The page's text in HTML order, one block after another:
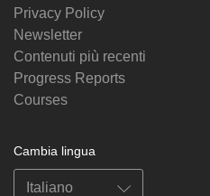
Privacy Policy
Newsletter
Contenuti più recenti
Progress Reports
Courses
Cambia lingua